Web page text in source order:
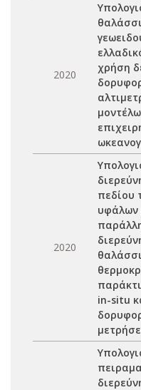
2020
χρήση
2020
πεδίου
υφάλων
in-situ